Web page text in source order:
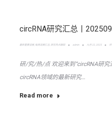
circRNA研究汇总丨
最新重要进展 每周进展汇总 研究热点跟踪 admin 九月 22, 2025 评
研/究/热/点 欢迎来到“circRNA研究
circRNA领域的最新研究…
Read more